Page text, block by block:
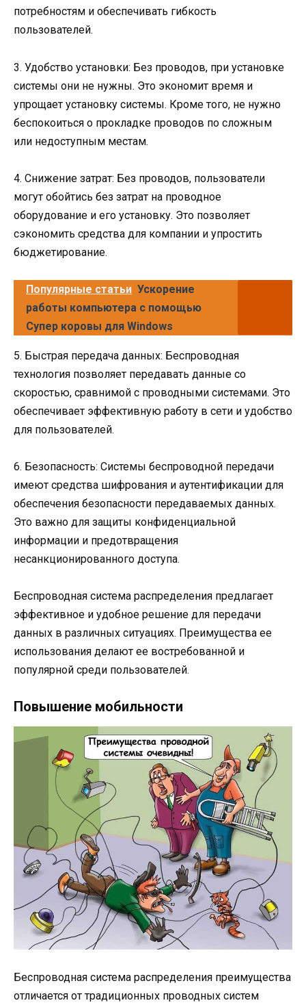
потребностям и обеспечивать гибкость
пользователей.
3. Удобство установки: Без проводов, при установке
системы они не нужны. Это экономит время и
упрощает установку системы. Кроме того, не нужно
беспокоиться о прокладке проводов по сложным
или недоступным местам.
4. Снижение затрат: Без проводов, пользователи
могут обойтись без затрат на проводное
оборудование и его установку. Это позволяет
сэкономить средства для компании и упростить
бюджетирование.
Популярные статьи Ускорение
работы компьютера с помощью
Супер коровы для Windows
5. Быстрая передача данных: Беспроводная
технология позволяет передавать данные со
скоростью, сравнимой с проводными системами. Это
обеспечивает эффективную работу в сети и удобство
для пользователей.
6. Безопасность: Системы беспроводной передачи
имеют средства шифрования и аутентификации для
обеспечения безопасности передаваемых данных.
Это важно для защиты конфиденциальной
информации и предотвращения
несанкционированного доступа.
Беспроводная система распределения предлагает
эффективное и удобное решение для передачи
данных в различных ситуациях. Преимущества ее
использования делают ее востребованной и
популярной среди пользователей.
Повышение мобильности
Беспроводная система распределения преимущества
отличается от традиционных проводных систем